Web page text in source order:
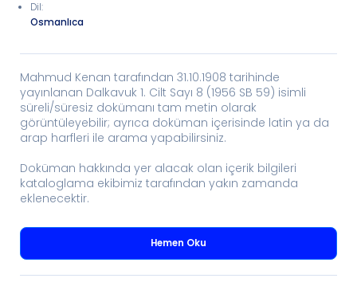
Dil:
Osmanlıca
Mahmud Kenan tarafından 31.10.1908 tarihinde
yayınlanan Dalkavuk 1. Cilt Sayı 8 (1956 SB 59) isimli
süreli/süresiz dokümanı tam metin olarak
görüntüleyebilir; ayrıca doküman içerisinde latin ya da
arap harfleri ile arama yapabilirsiniz.
Doküman hakkında yer alacak olan içerik bilgileri
kataloglama ekibimiz tarafından yakın zamanda
eklenecektir.
Hemen Oku